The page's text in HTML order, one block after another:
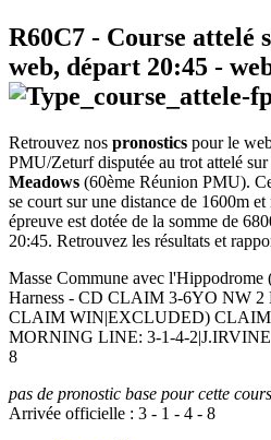
R60C7 - Course attelé
web, départ 20:45 -
Retrouvez nos pronostics pour le
PMU/Zeturf disputée au trot attelé
Meadows (60ème Réunion PMU).
se court sur une distance de 1600m
épreuve est dotée de la somme de
20:45. Retrouvez les résultats et
Masse Commune avec
Harness - CD CLAIM 3-6YO NW
CLAIM WIN|EXCLUDED) CLAIM
MORNING LINE: 3-1-4-
8
pas de pronostic base pour cette
Arrivée officielle : 3 - 1 - 4 - 8